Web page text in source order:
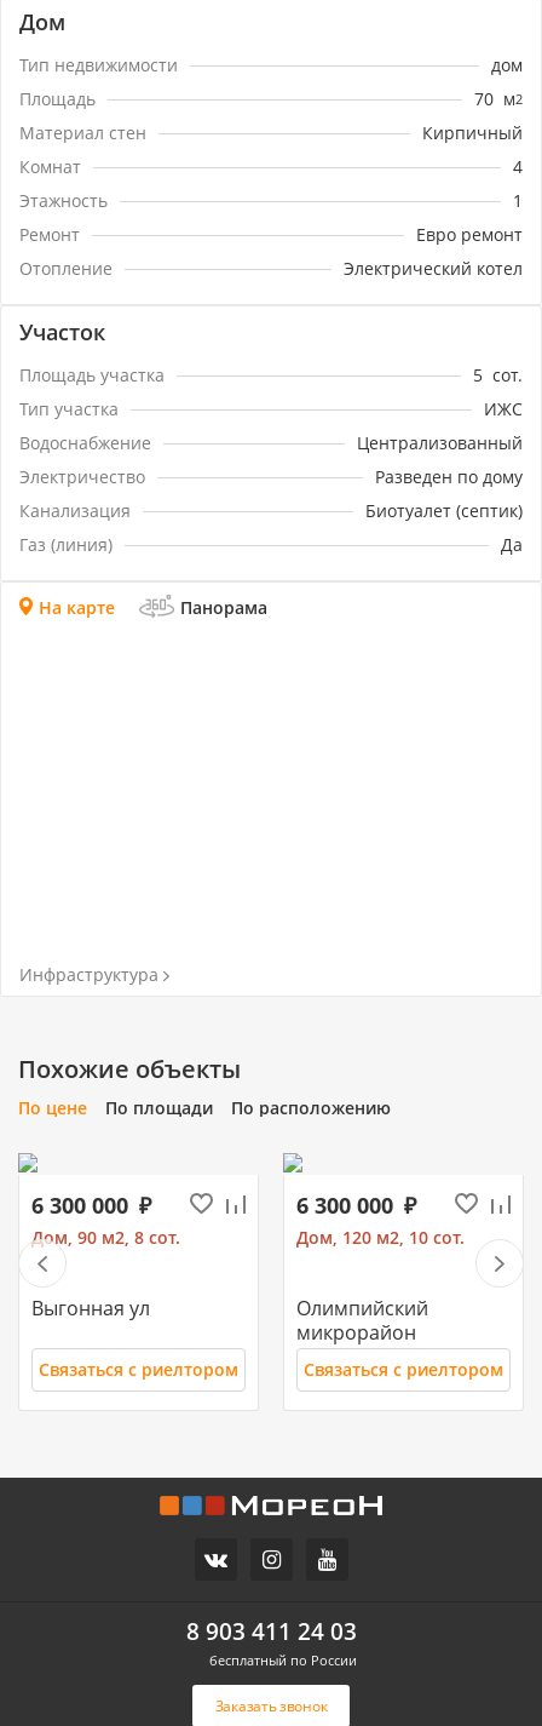
Дом
Тип недвижимости
дом
Площадь
70 м2
Материал стен
Кирпичный
Комнат
4
Этажность
1
Ремонт
Евро ремонт
Отопление
Электрический котел
Участок
Площадь участка 5 сот.
Тип участка
ИЖС
Водоснабжение
Централизованный
Электричество
Разведен по дому
Канализация
Биотуалет (септик)
Газ (линия)
Да
На карте Панорама
Инфраструктура
Похожие объекты
По цене По площади По расположению
6 300 000
Дом, 90 м2, 8 сот.
Выгонная ул
Связаться с риелтором
6 300 000
Дом, 120 м2, 10 сот.
Олимпийский
микрорайон
Связаться с риелтором
10 500 000
Дом, 71 м2, 3 сот.
Заказать звонок
8 903 411 24 03
бесплатный по России